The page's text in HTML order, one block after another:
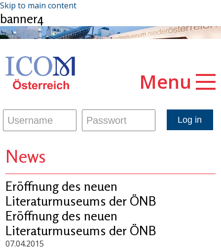
Skip to main content
banner4
Menu
News
Eröffnung des neuen
Literaturmuseums der ÖNB
Eröffnung des neuen
Literaturmuseums der ÖNB
07.04.2015